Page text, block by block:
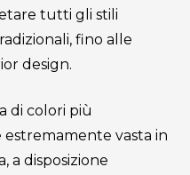
tutti gli stili
fino alle
design.
di colori più
estremamente vasta in
a disposizione